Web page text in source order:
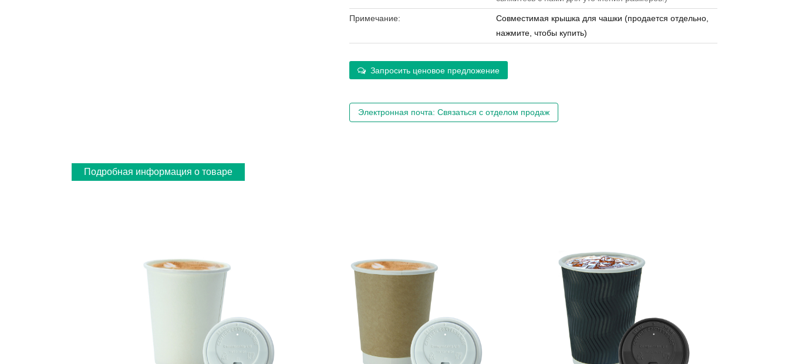
Примечание:
Совместимая крышка для чашки (продается отдельно,
нажмите, чтобы купить)
Запросить ценовое предложение
Электронная почта: Связаться с отделом продаж
Подробная информация о товаре